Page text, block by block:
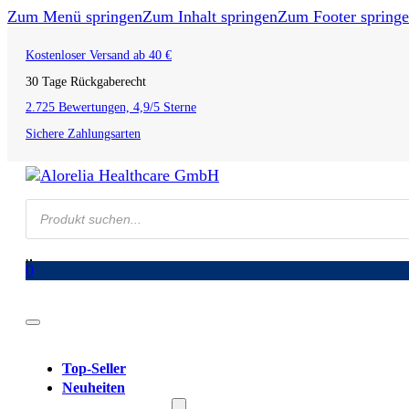
Zum Menü springenZum Inhalt springenZum Footer
Kostenloser Versand ab 40 €
30 Tage Rückgaberecht
2.725 Bewertungen, 4,9/5 Sterne
Sichere Zahlungsarten
Products
search
0
Top-Seller
Neuheiten